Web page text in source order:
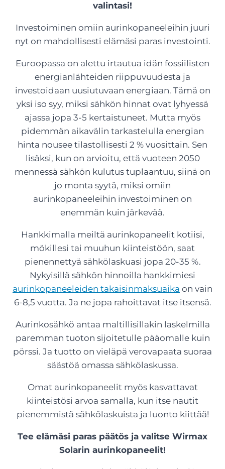
valintasi!
Investoiminen omiin aurinkopaneeleihin juuri
nyt on mahdollisesti elämäsi paras investointi.
Euroopassa on alettu irtautua idän fossiilisten
energianlähteiden riippuvuudesta ja
investoidaan uusiutuvaan energiaan. Tämä on
yksi iso syy, miksi sähkön hinnat ovat lyhyessä
ajassa jopa 3-5 kertaistuneet. Mutta myös
pidemmän aikavälin tarkastelulla energian
hinta nousee tilastollisesti 2 % vuosittain. Sen
lisäksi, kun on arvioitu, että vuoteen 2050
mennessä sähkön kulutus tuplaantuu, siinä on
jo monta syytä, miksi omiin
aurinkopaneeleihin investoiminen on
enemmän kuin järkevää.
Hankkimalla meiltä aurinkopaneelit kotiisi,
mökillesi tai muuhun kiinteistöön, saat
pienennettyä sähkölaskuasi jopa 20-35 %.
Nykyisillä sähkön hinnoilla hankkimiesi
aurinkopaneeleiden takaisinmaksuaika on vain
6-8,5 vuotta. Ja ne jopa rahoittavat itse itsensä.
Aurinkosähkö antaa maltillisillakin laskelmilla
paremman tuoton sijoitetulle pääomalle kuin
pörssi. Ja tuotto on vieläpä verovapaata suoraa
säästöä omassa sähkölaskussa.
Omat aurinkopaneelit myös kasvattavat
kiinteistösi arvoa samalla, kun itse nautit
pienemmistä sähkölaskuista ja luonto kiittää!
Tee elämäsi paras päätös ja valitse Wirmax
Solarin aurinkopaneelit!